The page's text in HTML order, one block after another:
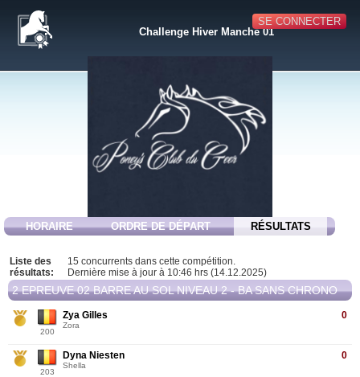
SE CONNECTER
Challenge Hiver Manche 01
HORAIRE ORDRE DE DÉPART RÉSULTATS
Liste des
résultats:
15 concurrents dans cette compétition.
Dernière mise à jour à 10:46 hrs (14.12.2025)
2 EPREUVE 02 BARRE AU SOL NIVEAU 2 - BA SANS CHRONO
200
0
Zya Gilles
Zora
203
0
Dyna Niesten
Shella